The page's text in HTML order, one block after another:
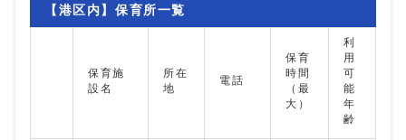
【港区内】保育所一覧
保育施
設名
所在
地
電話
保育
時間
（最
大）
利
用
可
能
年
齢